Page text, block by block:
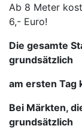
Ab 8 Meter
6,- Euro!
Die gesamte
grundsätzlich
am ersten Tag
Bei Märkten,
grundsätzlich